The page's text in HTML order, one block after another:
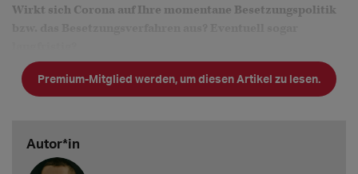
Wirkt sich Corona auf Ihre momentane Besetzungspolitik
Zwischenzeitlich hatte sich die Besetzungsplanung verlangsamt.
Wir sind also spät dran für die kommende Spielzeit. Ich denke
Premium-Mitglied werden, um diesen Artikel zu lesen.
Autor*in